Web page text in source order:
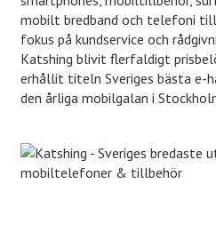
mobilt bredband och telefoni
fokus på kundservice och
Katshing blivit flerfaldigt
erhållit titeln Sveriges bästa e-
den årliga mobilgalan i